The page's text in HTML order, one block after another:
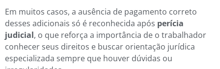
Em muitos casos, a ausência de pagamento correto
desses adicionais só é reconhecida após perícia
judicial, o que reforça a importância de o trabalhador
conhecer seus direitos e buscar orientação jurídica
especializada sempre que houver dúvidas ou